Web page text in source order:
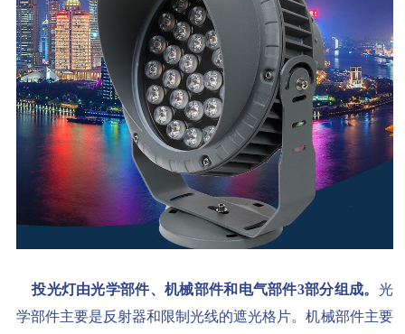
投光灯由光学部件、机械部件和电气部件3部分组成。 光
学部件主要是反射器和限制光线的遮光格片。机械部件主要